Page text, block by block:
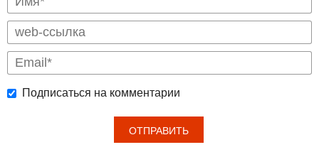
Подписаться на комментарии